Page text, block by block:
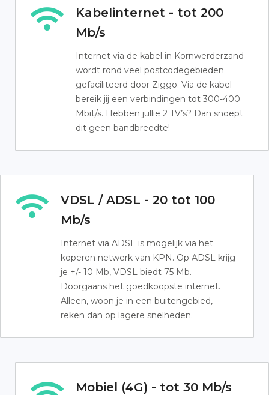
Kabelinternet - tot 200
Mb/s
Internet via de kabel in Kornwerderzand
wordt rond veel postcodegebieden
gefaciliteerd door Ziggo. Via de kabel
bereik jij een verbindingen tot 300-400
Mbit/s. Hebben jullie 2 TV’s? Dan snoept
dit geen bandbreedte!
VDSL / ADSL - 20 tot 100
Mb/s
Internet via ADSL is mogelijk via het
koperen netwerk van KPN. Op ADSL krijg
je +/- 10 Mb, VDSL biedt 75 Mb.
Doorgaans het goedkoopste internet.
Alleen, woon je in een buitengebied,
reken dan op lagere snelheden.
Mobiel (4G) - tot 30 Mb/s